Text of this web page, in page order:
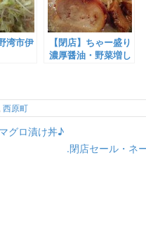
湾市伊
【閉店】ちゃー盛り
濃厚醤油・野菜増し
,西原町
グロ漬け丼♪
.閉店セール・ネ